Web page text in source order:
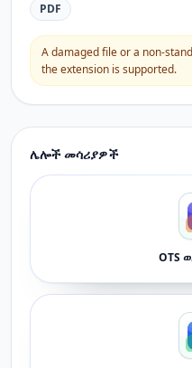
PDF
A damaged file or a non-
the extension is supported.
ሌሎች መሳሪያዎች
OTS